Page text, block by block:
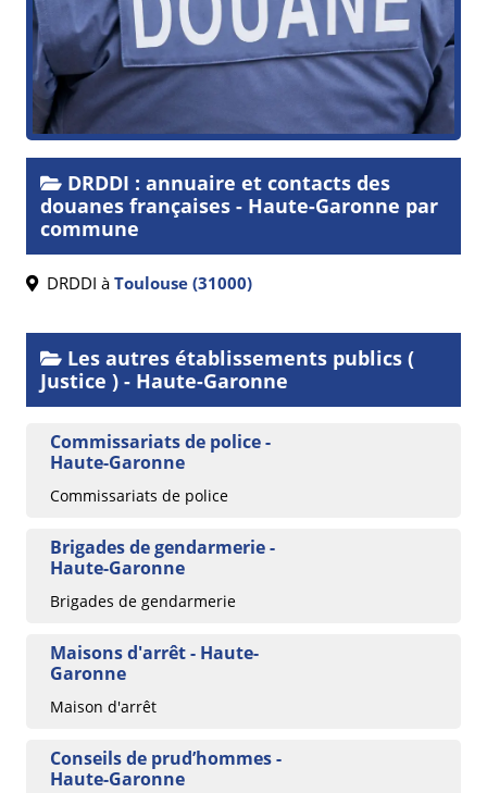
DRDDI : annuaire et contacts des
douanes françaises - Haute-Garonne par
commune
DRDDI à Toulouse (31000)
Les autres établissements publics (
Justice ) - Haute-Garonne
Commissariats de police -
Haute-Garonne
Commissariats de police
Brigades de gendarmerie -
Haute-Garonne
Brigades de gendarmerie
Maisons d'arrêt - Haute-
Garonne
Maison d'arrêt
Conseils de prud’hommes -
Haute-Garonne